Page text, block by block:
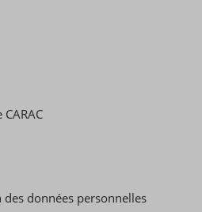
des données personnelles